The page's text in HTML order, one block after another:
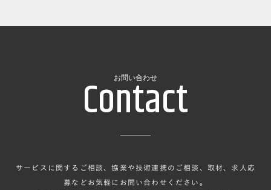
お問い合わせ
Contact
サービスに関するご相談、協業や技術連携のご相談、取材、求人応
募などお気軽にお問い合わせください。